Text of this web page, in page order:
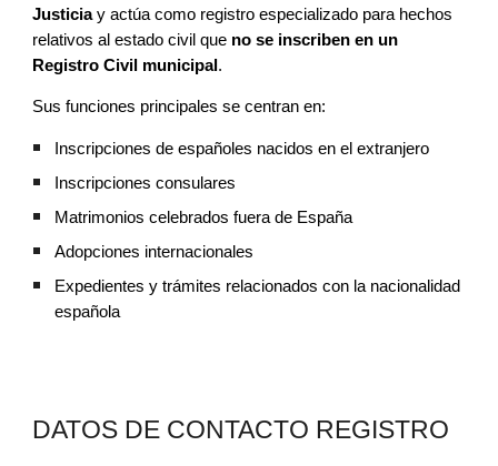
Justiciay actúa como registro especializado para hechos
relativos al estado civil que no se inscriben en un
Registro Civil municipal .
Sus funciones principales se centran en:
Inscripciones de españoles nacidos en el extranjero
Inscripciones consulares
Matrimonios celebrados fuera de España
Adopciones internacionales
Expedientes y trámites relacionados con la nacionalidad
española
DATOS DE CONTACTO REGISTRO